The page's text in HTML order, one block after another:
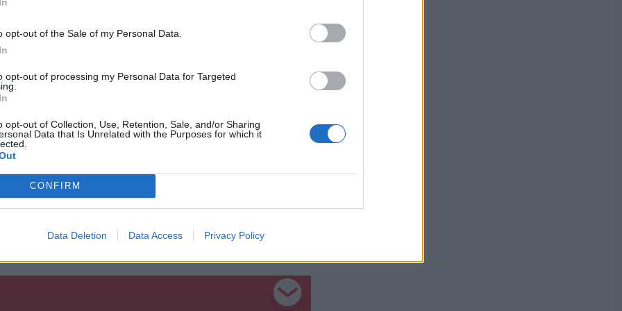
opt-out of the Sale of my Personal Data.
opt-out of processing my Personal Data for Targeted
opt-out of Collection, Use, Retention, Sale, and/or Sharing
Data that Is Unrelated with the Purposes for which it
CONFIRM
Data Deletion Data Access Privacy Policy
megszegésért négy bírságot róttak ki,
szabályok be nem tartásáért
3,5 köbméternyi fűrészárut, amit
A kirótt büntetések összértéke elérte a